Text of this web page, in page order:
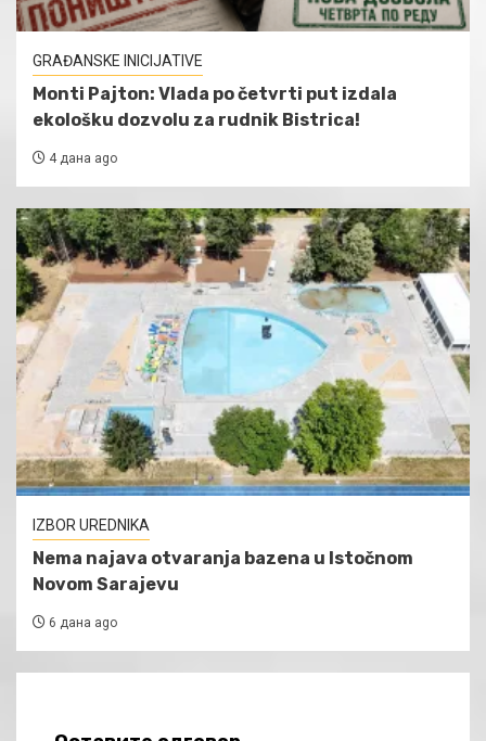
GRAĐANSKE INICIJATIVE
Monti Pajton: Vlada po četvrti put izdala
ekološku dozvolu za rudnik Bistrica!
4 дана ago
IZBOR UREDNIKA
Nema najava otvaranja bazena u Istočnom
Novom Sarajevu
6 дана ago